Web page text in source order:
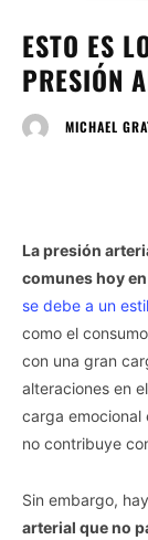
ESTO ES
PRESIÓN
MICHAEL
La presión
comunes hoy
se debe a un
como el
con una gran
alteraciones en
carga emocional
no contribuye
Sin embargo,
arterial que no